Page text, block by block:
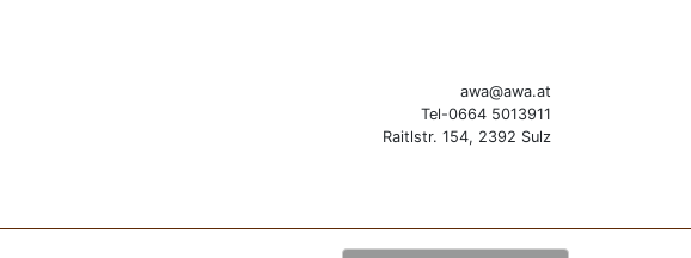
awa@awa.at
Tel-0664 5013911
Raitlstr. 154, 2392 Sulz